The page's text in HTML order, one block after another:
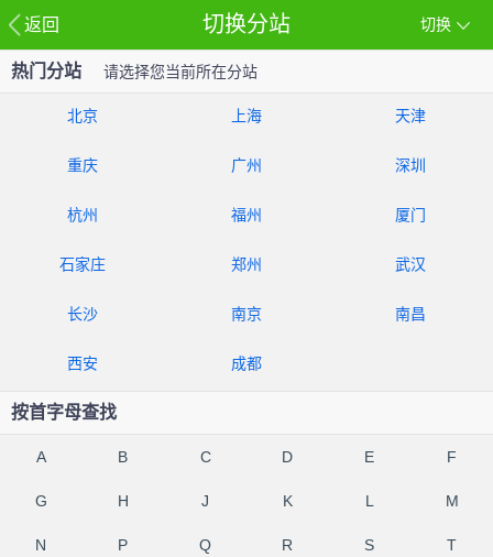
返回 切换
切换分站
热门分站 请选择您当前所在分站
北京 上海 天津
重庆 广州 深圳
杭州 福州 厦门
石家庄 郑州 武汉
长沙 南京 南昌
西安 成都
按首字母查找
A B C D E F
G H J K L M
N P Q R S T